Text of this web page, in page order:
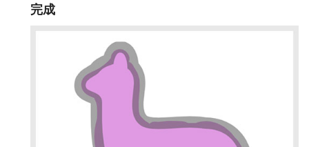
完成